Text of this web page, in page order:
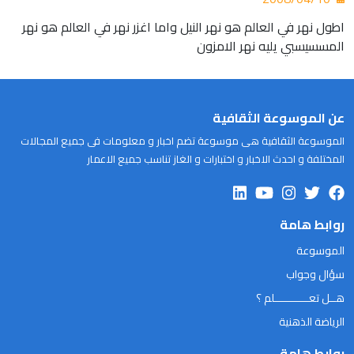
اطول نهر في العالم هو نهر النيل واما اغزر نهر في العالم هو نهر
المسسيسبي يليه نهر الامزون
عن الموسوعة الثقافية
الموسوعة الثقافية هى موسوعة تضم اخبار و معلومات فى جميع المجالات
المختلفة و احدث الاخبار و اختبارات و الغاز تناسب جميع الاعمار
روابط هامة
الموسوعة
سؤال وجواب
هــل تعـــــــــــلم ؟
الرياضة الذهنية